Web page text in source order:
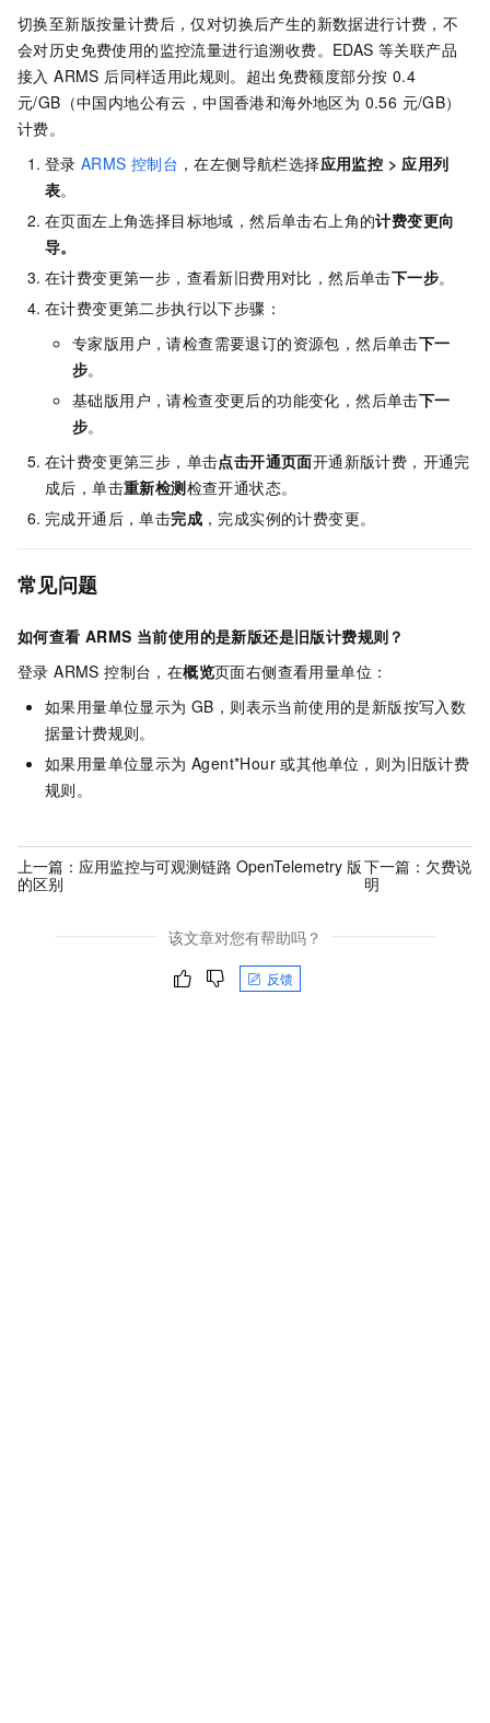
切换至新版按量计费后，仅对切换后产生的新数据进行计费，不
会对历史免费使用的监控流量进行追溯收费。EDAS 等关联产品
接入 ARMS 后同样适用此规则。 超出免费额度部分按 0.4
元/GB（中国内地公有云，中国香港和海外地区为 0.56 元/GB）
计费。
登录 ARMS 控制台 ，在左侧导航栏选择应用监控 >应用列
表。
在页面左上角选择目标地域，然后单击右上角的计费变更向
导。
在计费变更第一步，查看新旧费用对比，然后单击下一步。
在计费变更第二步执行以下步骤：
专家版用户，请检查需要退订的资源包，然后单击下一
步。
基础版用户，请检查变更后的功能变化，然后单击下一
步。
在计费变更第三步，单击点击开通页面开通新版计费，开通完
成后，单击重新检测检查开通状态。
完成开通后，单击完成 ，完成实例的计费变更。
常见问题
如何查看 ARMS 当前使用的是新版还是旧版计费规则？
登录 ARMS 控制台，在概览页面右侧查看用量单位：
如果用量单位显示为 GB，则表示当前使用的是新版按写入数
据量计费规则。
如果用量单位显示为 Agent*Hour 或其他单位，则为旧版计费
规则。
上一篇： 应用监控与可观测链路 OpenTelemetry 版
的区别
下一篇： 欠费说
明
该文章对您有帮助吗？
反馈